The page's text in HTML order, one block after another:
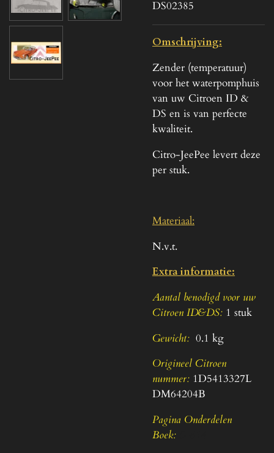
DS02385
Omschrijving:
Zender (temperatuur)
voor het waterpomphuis
van uw Citroen ID &
DS en is van perfecte
kwaliteit.
Citro-JeePee levert deze
per stuk.
Materiaal:
N.v.t.
Extra informatie:
Aantal benodigd voor uw
Citroen ID&DS: 1 stuk
Gewicht: 0.1 kg
Origineel Citroen
nummer: 1D5413327L
DM64204B
Pagina Onderdelen
Boek: